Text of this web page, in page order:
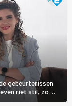
gebeurtenissen
niet stil, zo